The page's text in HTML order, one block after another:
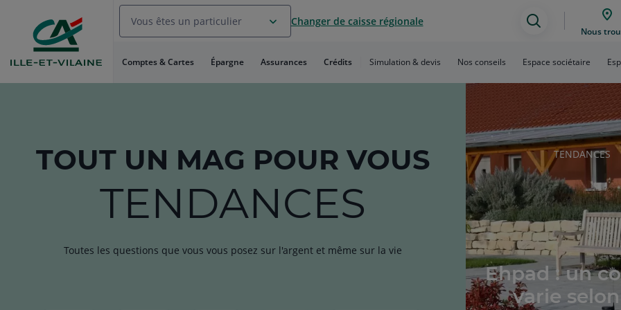
Menu
Aller au
Contenu
Vous êtes un particulier Changer de caisse régionale
Assistance
de
recherche
Nous
Comptes & Cartes Épargne Assurances Crédits Simulation & devis Nos conseils Espace sociétaire
TOUT UN MAG POUR VOUS
TENDANCES
Toutes les questions que vous vous posez sur l'argent et même sur la vie
RUBRIQUE
DE
L'ARTICLE
TENDANCES
Ehpad : un
varie